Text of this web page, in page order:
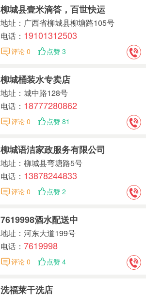
柳城县壹米滴答，百世快运
地址：广西省柳城县柳塘路105号
电话： 19101312503
评论 0 点赞 3
柳城桶装水专卖店
地址：城中路128号
电话： 18777280862
评论 0 点赞 81
柳城语洁家政服务有限公司
地址：柳城县弯塘路5号
电话： 13878244833
评论 0 点赞 2
7619998酒水配送中
地址：河东大道199号
电话： 7619998
评论 0 点赞 4
洗福莱干洗店